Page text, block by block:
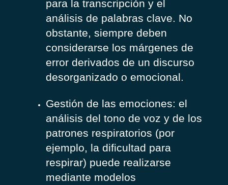
para la transcripción y el
análisis de palabras clave. No
obstante, siempre deben
considerarse los márgenes de
error derivados de un discurso
desorganizado o emocional.
Gestión de las emociones: el
análisis del tono de voz y de los
patrones respiratorios (por
ejemplo, la dificultad para
respirar) puede realizarse
mediante modelos